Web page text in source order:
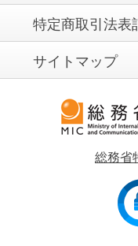
特定商取引法表
サイトマップ
総務省